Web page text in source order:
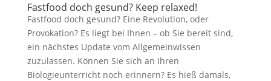
Fastfood doch gesund? Keep relaxed!
Fastfood doch gesund? Eine Revolution, oder
Provokation? Es liegt bei Ihnen – ob Sie bereit sind,
ein nächstes Update vom Allgemeinwissen
zuzulassen. Können Sie sich an Ihren
Biologieunterricht noch erinnern? Es hieß damals,